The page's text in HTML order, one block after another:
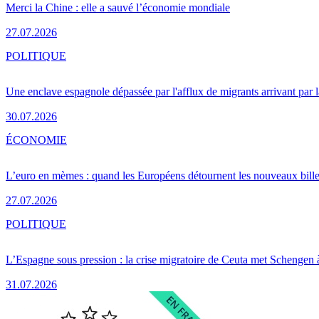
Merci la Chine : elle a sauvé l’économie mondiale
27.07.2026
Une enclave espagnole dépassée par l'afflux de migrants arrivant par
30.07.2026
POLITIQUE
L’euro en mèmes : quand les Européens détournent les nouveaux
27.07.2026
ÉCONOMIE
L’Espagne sous pression : la crise migratoire de Ceuta met Schengen
31.07.2026
POLITIQUE